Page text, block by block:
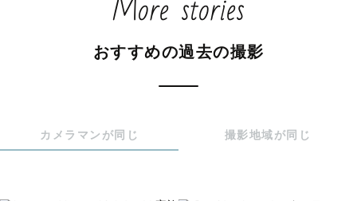
----------  撮影対応地域 ----------
静岡県 / 長野県 / 山梨県 / 愛知県
その他の地域も対応可能な場合がございます。
おすすめの過去の撮影
カメラマンが同じ 撮影地域が同じ